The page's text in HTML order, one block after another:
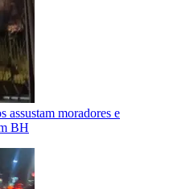
assustam moradores e
BH